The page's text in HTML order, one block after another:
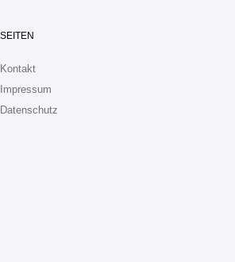
SEITEN
Kontakt
Impressum
Datenschutz